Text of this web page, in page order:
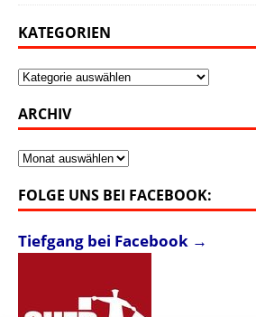
KATEGORIEN
Kategorien
ARCHIV
Archiv
FOLGE UNS BEI FACEBOOK:
Tiefgang bei Facebook →